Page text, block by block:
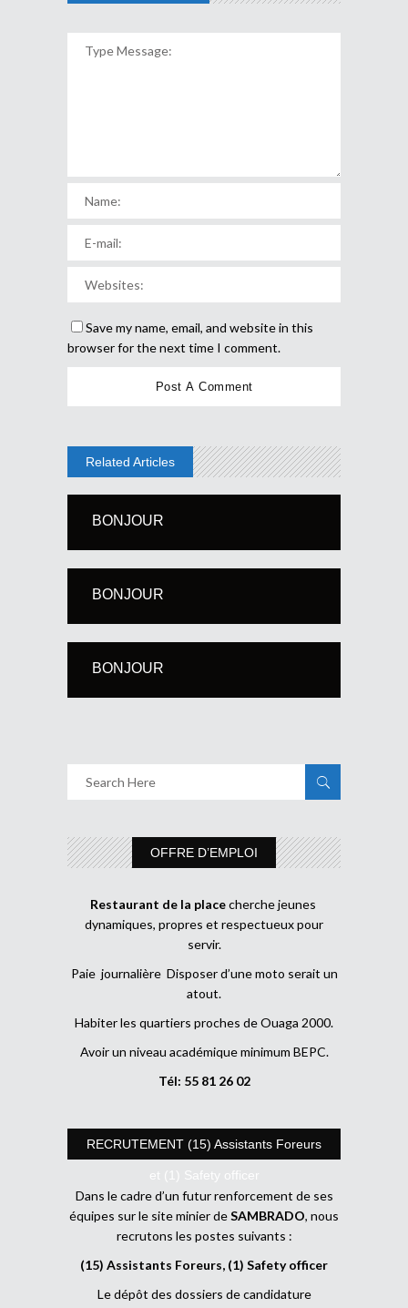
Save my name, email, and website in this
browser for the next time I comment.
Related Articles
BONJOUR
BONJOUR
BONJOUR
OFFRE D’EMPLOI
Restaurant de la placecherche jeunes
dynamiques, propres et respectueux pour
servir.
Paie journalière Disposer d’une moto serait un
atout.
Habiter les quartiers proches de Ouaga 2000.
Avoir un niveau académique minimum BEPC.
Tél: 55 81 26 02
RECRUTEMENT (15) Assistants Foreurs
et (1) Safety officer
Dans le cadre d’un futur renforcement de ses
équipes sur le site minier deSAMBRADO, nous
recrutons les postes suivants :
(15) Assistants Foreurs, (1) Safety officer
Le dépôt des dossiers de candidature